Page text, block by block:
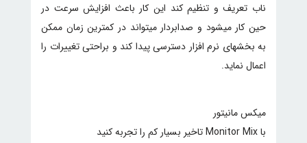
ناب تعریف و تنظیم کند این کار باعث افزایش سرعت در
حین کار میشود و صدابردار میتواند در کمترین زمان ممکن
به بخشهای نرم افزار دسترسی پیدا کند و براحتی تغییرات را
اعمال نماید.
میکس مانیتور
با Monitor Mix تاخیر بسیار کم را تجربه کنید